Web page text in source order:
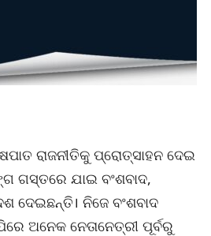
ରାଜନୀତିକୁ ପ୍ରୋତ୍ସାହନ ଦେଇ
ଗସ୍ତରେ ଯାଇ ବଂଶବାଦ,
ଦେଇଛନ୍ତି। ନିଜେ ବଂଶବାଦ
ଅନେକ ନେତାନେତ୍ରୀ ପୂର୍ବରୁ